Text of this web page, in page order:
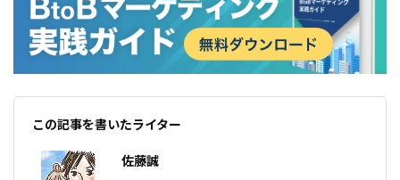
この記事を書いたライター
佐藤誠